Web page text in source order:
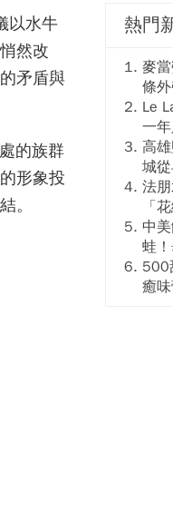
以水牛
然改
矛盾與
的族群
形象投
。
熱門
麥
條
Le
一
高
城
法
「
桃
中
蛙
件
500
癒